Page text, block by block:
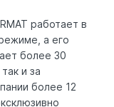
работает в
а его
более 30
и за
более 12